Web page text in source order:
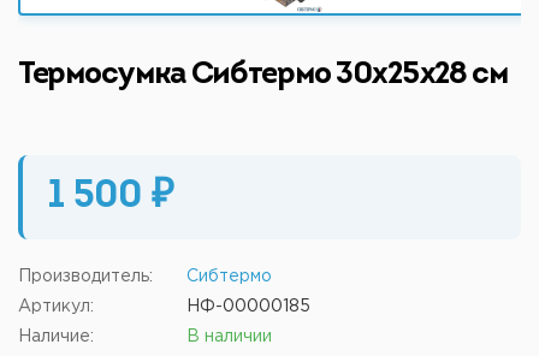
Термосумка Сибтермо 30х25х28 см
1 500 ₽
Производитель: Сибтермо
Артикул: НФ-00000185
Наличие: В наличии